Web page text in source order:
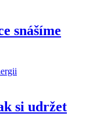
snášíme
si udržet